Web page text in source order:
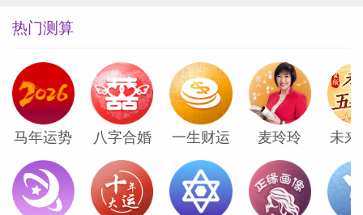
网
热门测算
马年运势 八字合婚 一生财运 麦玲玲 未来